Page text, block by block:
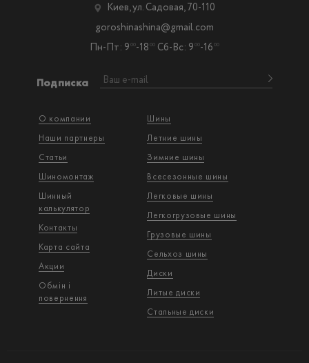
О компании
Наши партнеры
Статьи
Шиномонтаж
Шинный
калькулятор
Контакты
Карта сайта
Акции
Обмін і
повернення
Шины
Летние шины
Зимние шины
Всесезонные шины
Легковые шины
Легкогрузовые шины
Грузовые шины
Сельхоз шины
Диски
Литые диски
Стальные диски
Подписка
Киев, ул. Садовая, 70-110
Пн-Пт: 9 00-18 00 Сб-Вс: 9 00-16 00
goroshinashina@gmail.com